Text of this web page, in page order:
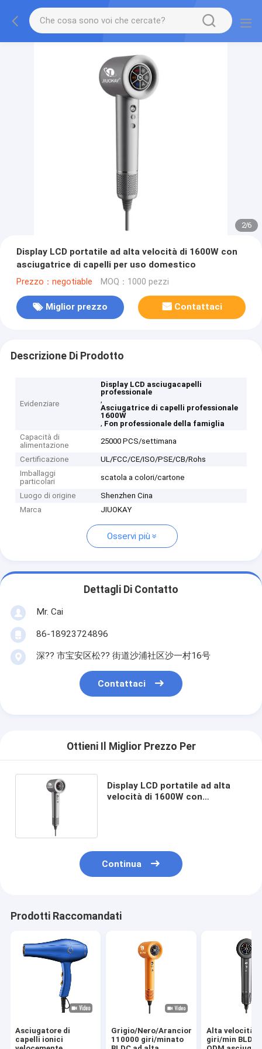
2/6
Display LCD portatile ad alta velocità di 1600W con
asciugatrice di capelli per uso domestico
Prezzo：negotiable MOQ：1000 pezzi
Miglior prezzo Contattaci
Descrizione Di Prodotto
Evidenziare
Display LCD asciugacapelli
professionale
,
Asciugatrice di capelli professionale
1600W
, Fon professionale della famiglia
Capacità di
alimentazione
25000 PCS/settimana
Certificazione
UL/FCC/CE/ISO/PSE/CB/Rohs
Imballaggi
particolari
scatola a colori/cartone
Luogo di origine
Shenzhen Cina
Marca
JIUOKAY
Osservi più
Dettagli Di Contatto
Mr. Cai
86-18923724896
深?? 市宝安区松?? 街道沙浦社区沙一村16号
Contattaci
Ottieni Il Miglior Prezzo Per
Display LCD portatile ad alta
velocità di 1600W con
Continua
Prodotti Raccomandati
Asciugatore di
capelli ionici
Grigio/Nero/Arancione
110000 giri/minato
Alta velocità
giri/min BLDC